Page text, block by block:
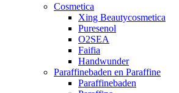
Cosmetica
Xing Beautycosmetica
Puresenol
O2SEA
Faifia
Handwunder
Paraffinebaden en Paraffine
Paraffinebaden